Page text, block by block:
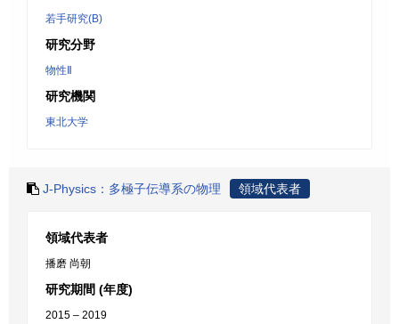
若手研究(B)
研究分野
物性Ⅱ
研究機関
東北大学
J-Physics：多極子伝導系の物理 領域代表者
領域代表者
播磨 尚朝
研究期間 (年度)
2015 – 2019